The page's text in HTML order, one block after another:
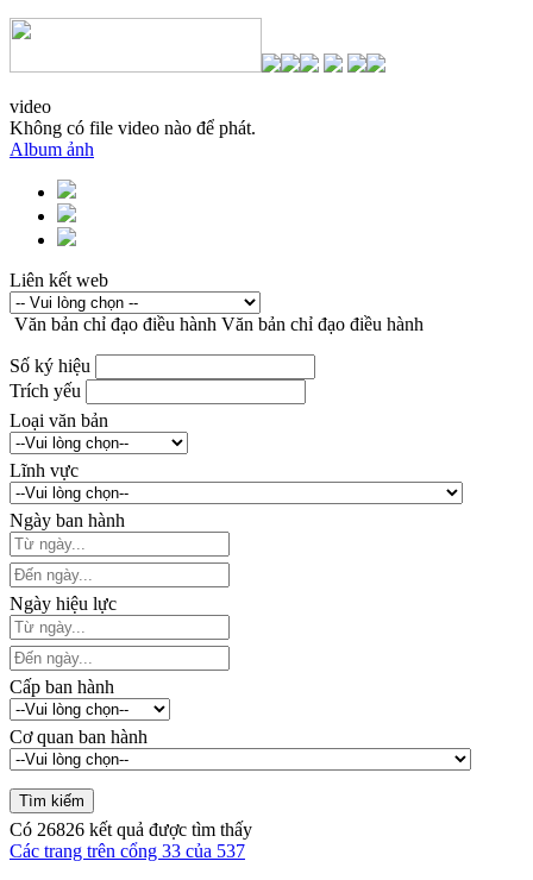
video
Không có file video nào để phát.
Album ảnh
Liên kết web
Văn bản chỉ đạo điều hành Văn bản chỉ đạo điều hành
Số ký hiệu
Trích yếu
Loại văn bản
Lĩnh vực
Ngày ban hành
Ngày hiệu lực
Cấp ban hành
Cơ quan ban hành
Có 26826 kết quả được tìm thấy
Các trang trên cổng 33 của 537